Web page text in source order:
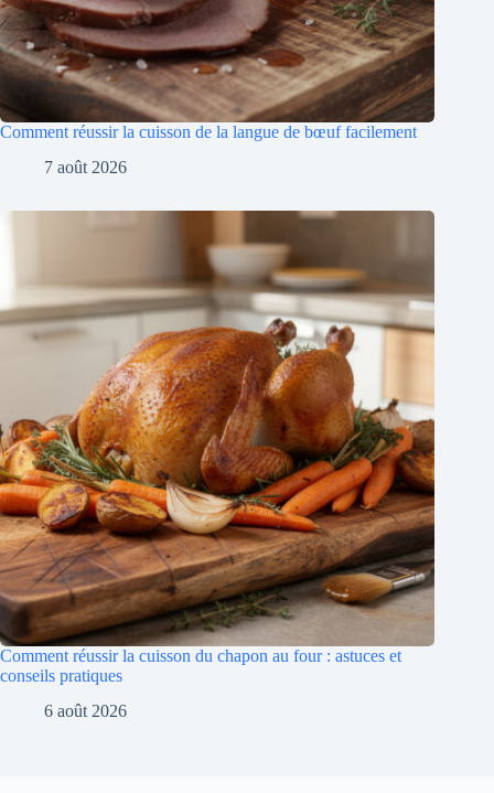
Comment réussir la cuisson de la langue de bœuf facilement
7 août 2026
Comment réussir la cuisson du chapon au four : astuces et
conseils pratiques
6 août 2026